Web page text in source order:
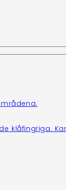
klåfingriga.